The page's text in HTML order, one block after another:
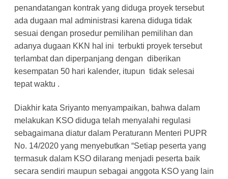
penandatangan kontrak yang diduga proyek tersebut
ada dugaan mal administrasi karena diduga tidak
sesuai dengan prosedur pemilihan pemilihan dan
adanya dugaan KKN hal ini terbukti proyek tersebut
terlambat dan diperpanjang dengan diberikan
kesempatan 50 hari kalender, itupun tidak selesai
tepat waktu .
Diakhir kata Sriyanto menyampaikan, bahwa dalam
melakukan KSO diduga telah menyalahi regulasi
sebagaimana diatur dalam Peraturann Menteri PUPR
No. 14/2020 yang menyebutkan “Setiap peserta yang
termasuk dalam KSO dilarang menjadi peserta baik
secara sendiri maupun sebagai anggota KSO yang lain